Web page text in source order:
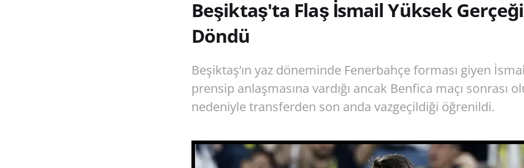
Beşiktaş'ta Flaş İsmail Yüksek
Döndü
Beşiktaş’ın yaz döneminde Fenerbahçe forması giyen
prensip anlaşmasına vardığı ancak Benfica maçı sonrası
nedeniyle transferden son anda vazgeçildiği öğrenildi.